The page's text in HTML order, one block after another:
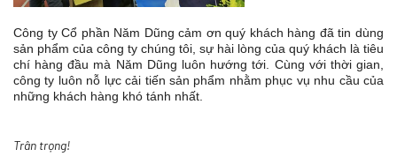
Công ty Cổ phần Năm Dũng cảm ơn quý khách hàng đã tin dùng
sản phẩm của công ty chúng tôi, sự hài lòng của quý khách là tiêu
chí hàng đầu mà Năm Dũng luôn hướng tới. Cùng với thời gian,
công ty luôn nỗ lực cải tiến sản phẩm nhằm phục vụ nhu cầu của
những khách hàng khó tánh nhất.
Trân trọng!